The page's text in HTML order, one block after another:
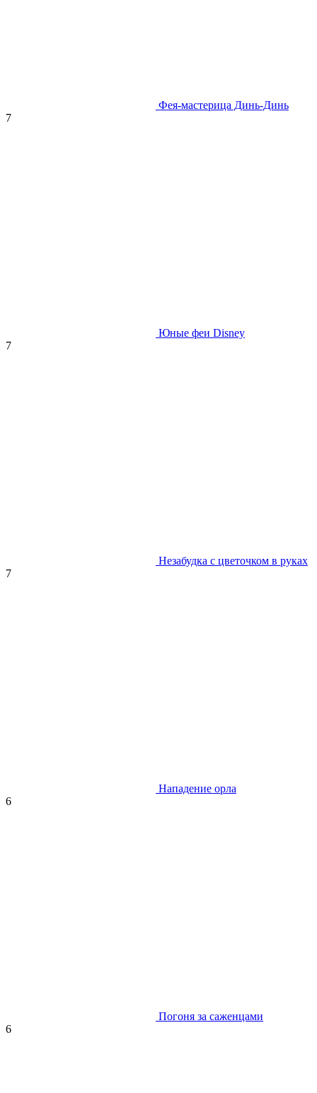
Фея-мастерица Динь-Динь
7
Юные феи Disney
7
Незабудка с цветочком в руках
7
Нападение орла
6
Погоня за саженцами
6